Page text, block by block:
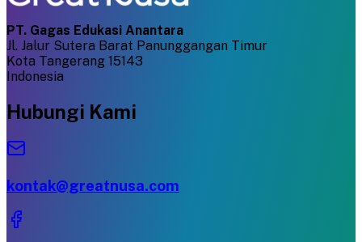
PT. Gagas Edukasi Anantara
Jl. Jalur Sutera Barat Panunggangan Timur
Kota Tangerang 15143
Indonesia
Hubungi Kami
kontak@greatnusa.com